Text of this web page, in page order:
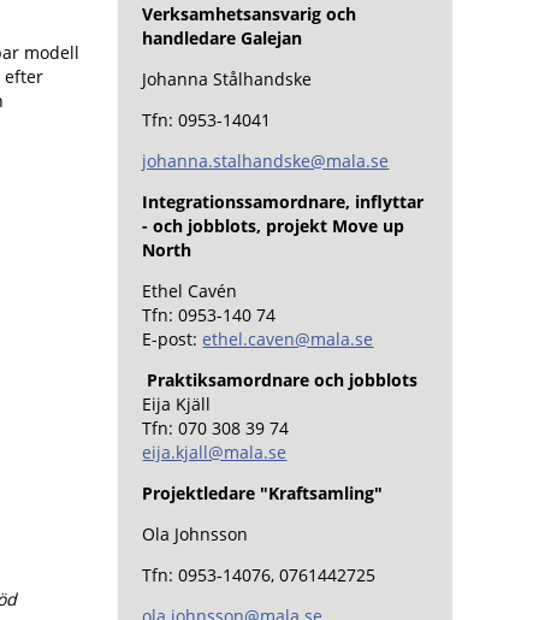
modell
efter
Verksamhetsansvarig och
handledare Galejan
Johanna Stålhandske
Tfn: 0953-14041
johanna.stalhandske@mala.se
Integrationssamordnare, inflyttar
- och jobblots, projekt Move up
North
Ethel Cavén
Tfn: 0953-140 74
E-post:ethel.caven@mala.se
Praktiksamordnare och jobblots
Eija Kjäll
Tfn: 070 308 39 74
eija.kjall@mala.se
Projektledare "Kraftsamling"
Ola Johnsson
Tfn: 0953-14076, 0761442725